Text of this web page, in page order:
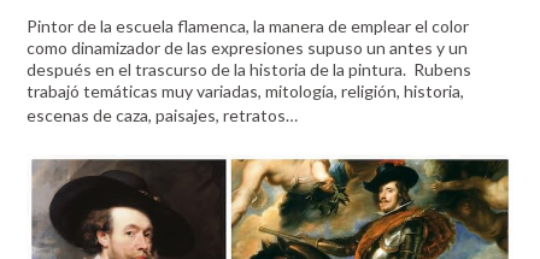
Pintor de la escuela flamenca, la manera de emplear el color
como dinamizador de las expresiones supuso un antes y un
después en el trascurso de la historia de la pintura. Rubens
trabajó temáticas muy variadas, mitología, religión, historia,
escenas de caza, paisajes, retratos…